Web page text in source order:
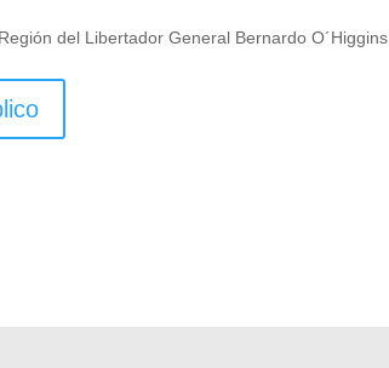
Región del Libertador General Bernardo O´Higgins